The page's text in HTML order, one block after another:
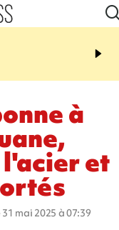
11:43
accident après le virage
à
et
mai 2025 à 07:39